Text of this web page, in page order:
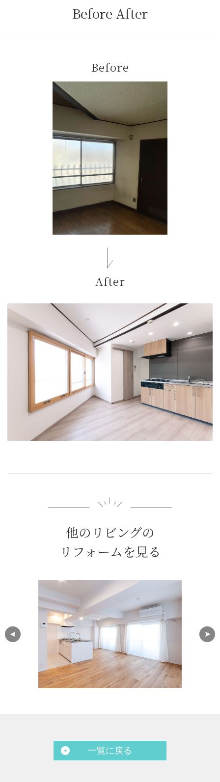
Before After
Before
After
他のリビングの
リフォームを見る
一覧に戻る